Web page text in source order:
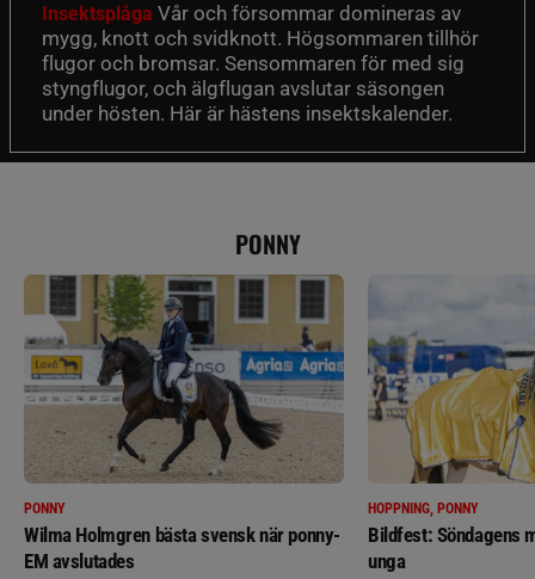
Insektsplåga Vår och försommar domineras av
mygg, knott och svidknott. Högsommaren tillhör
flugor och bromsar. Sensommaren för med sig
styngflugor, och älgflugan avslutar säsongen
under hösten. Här är hästens insektskalender.
PONNY
PONNY
Wilma Holmgren bästa svensk när ponny-
EM avslutades
HOPPNING, PONNY
Bildfest: Söndagens
unga